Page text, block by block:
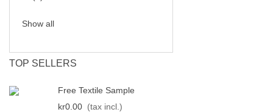
Show all
TOP SELLERS
Free Textile Sample
kr0.00 (tax incl.)